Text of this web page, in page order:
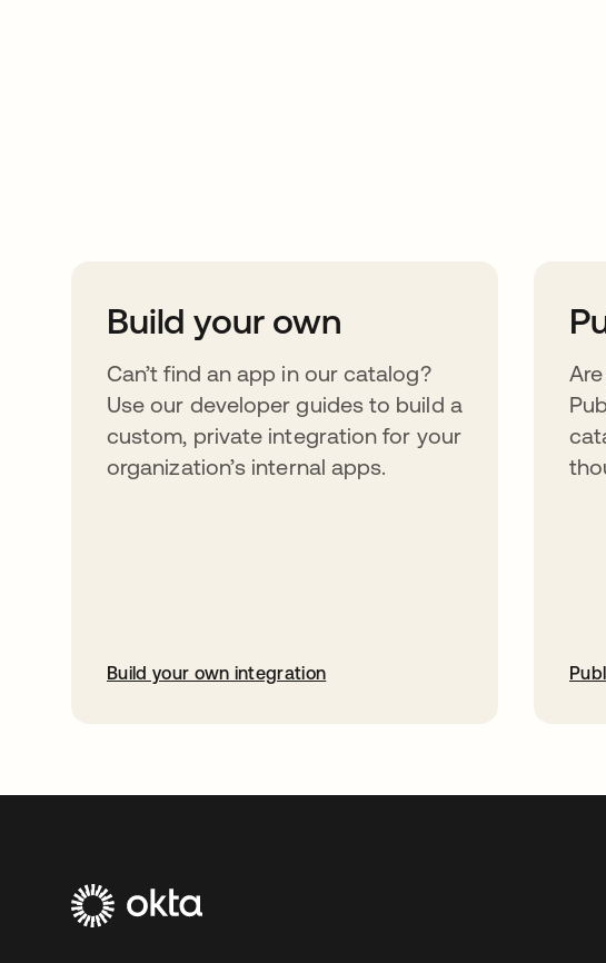
Build your own
Can’t find an app in our catalog?
Use our developer guides to build a
custom, private integration for your
organization’s internal apps.
Build your own integration